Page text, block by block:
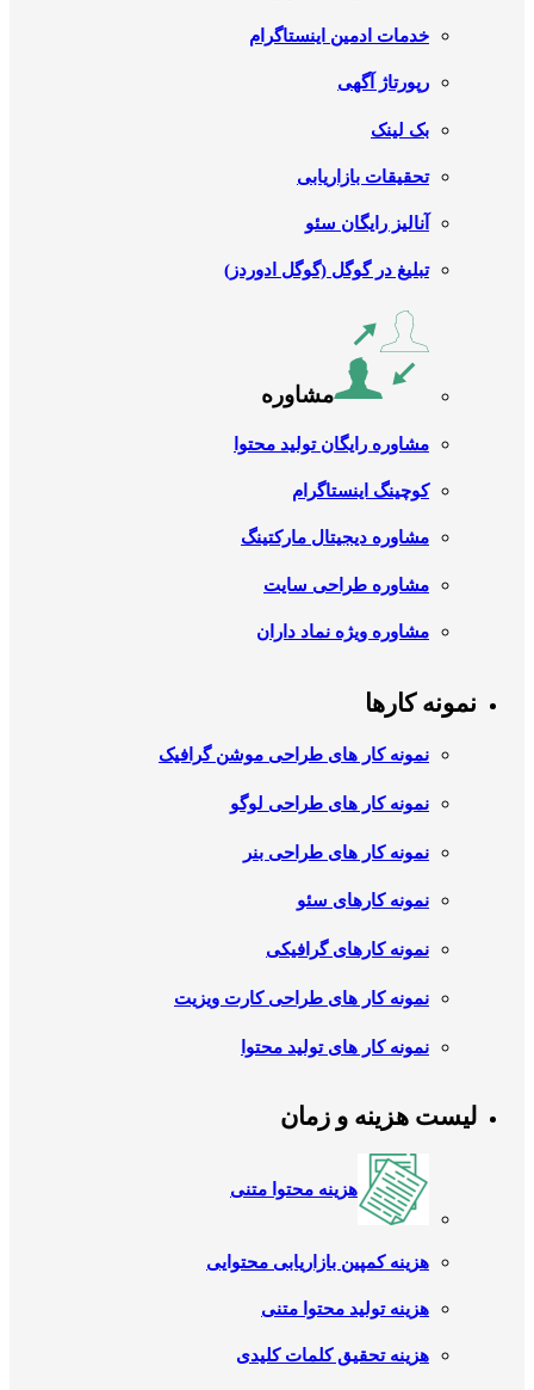
خدمات ادمین اینستاگرام
رپورتاژ آگهی
بک لینک
تحقیقات بازاریابی
آنالیز رایگان سئو
تبلیغ در گوگل (گوگل ادوردز)
مشاوره
مشاوره رایگان تولید محتوا
کوچینگ اینستاگرام
مشاوره دیجیتال مارکتینگ
مشاوره طراحی سایت
مشاوره ویژه نماد داران
نمونه کارها
نمونه کار های طراحی موشن گرافیک
نمونه کار های طراحی لوگو
نمونه کار های طراحی بنر
نمونه کارهای سئو
نمونه کارهای گرافیکی
نمونه کار های طراحی کارت ویزیت
نمونه کار های تولید محتوا
لیست هزینه و زمان
هزینه محتوا متنی
هزینه کمپین بازاریابی محتوایی
هزینه تولید محتوا متنی
هزینه تحقیق کلمات کلیدی